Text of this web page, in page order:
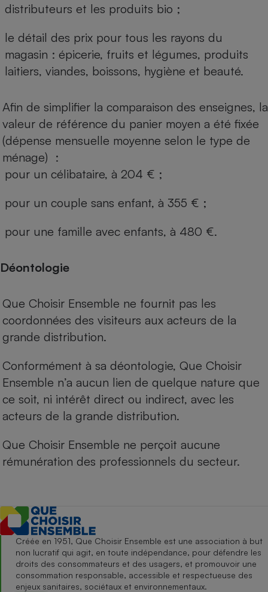
distributeurs et les produits bio ;
le détail des prix pour tous les rayons du
magasin : épicerie, fruits et légumes, produits
laitiers, viandes, boissons, hygiène et beauté.
Afin de simplifier la comparaison des enseignes, la
valeur de référence du panier moyen a été fixée
(dépense mensuelle moyenne selon le type de
ménage) :
pour un célibataire, à 204 € ;
pour un couple sans enfant, à 355 € ;
pour une famille avec enfants, à 480 €.
Déontologie
Que Choisir Ensemble ne fournit pas les
coordonnées des visiteurs aux acteurs de la
grande distribution.
Conformément à sa déontologie, Que Choisir
Ensemble n’a aucun lien de quelque nature que
ce soit, ni intérêt direct ou indirect, avec les
acteurs de la grande distribution.
Que Choisir Ensemble ne perçoit aucune
rémunération des professionnels du secteur.
Créée en 1951, Que Choisir Ensemble est une association à but
non lucratif qui agit, en toute indépendance, pour défendre les
droits des consommateurs et des usagers, et promouvoir une
consommation responsable, accessible et respectueuse des
enjeux sanitaires, sociétaux et environnementaux.